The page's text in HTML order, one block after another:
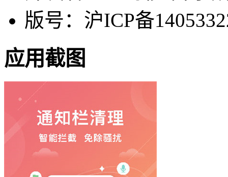
版号：沪ICP备
应用截图